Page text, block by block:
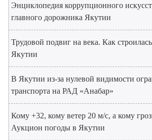
Энциклопедия коррупционного
главного дорожника Якутии
Трудовой подвиг на века. Как
Якутии
В Якутии из-за нулевой видимости
транспорта на РАД «Анабар»
Кому +32, кому ветер 20 м/с, а кому
Аукцион погоды в Якутии